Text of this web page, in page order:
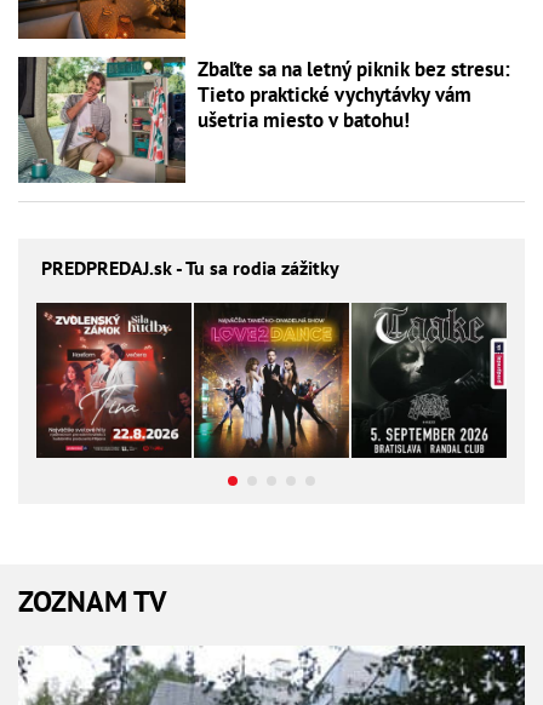
Zbaľte sa na letný piknik bez stresu:
Tieto praktické vychytávky vám
ušetria miesto v batohu!
PREDPREDAJ.sk - Tu sa rodia zážitky
ZOZNAM TV